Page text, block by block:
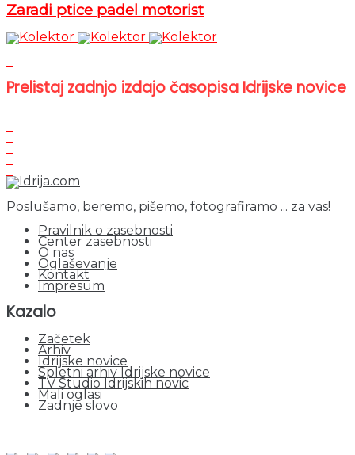
Zaradi ptice padel motorist
Prelistaj zadnjo izdajo časopisa Idrijske novice
Poslušamo, beremo, pišemo, fotografiramo ... za vas!
Pravilnik o zasebnosti
Center zasebnosti
O nas
Oglaševanje
Kontakt
Impresum
Kazalo
Začetek
Arhiv
Idrijske novice
Spletni arhiv Idrijske novice
TV Studio Idrijskih novic
Mali oglasi
Zadnje slovo